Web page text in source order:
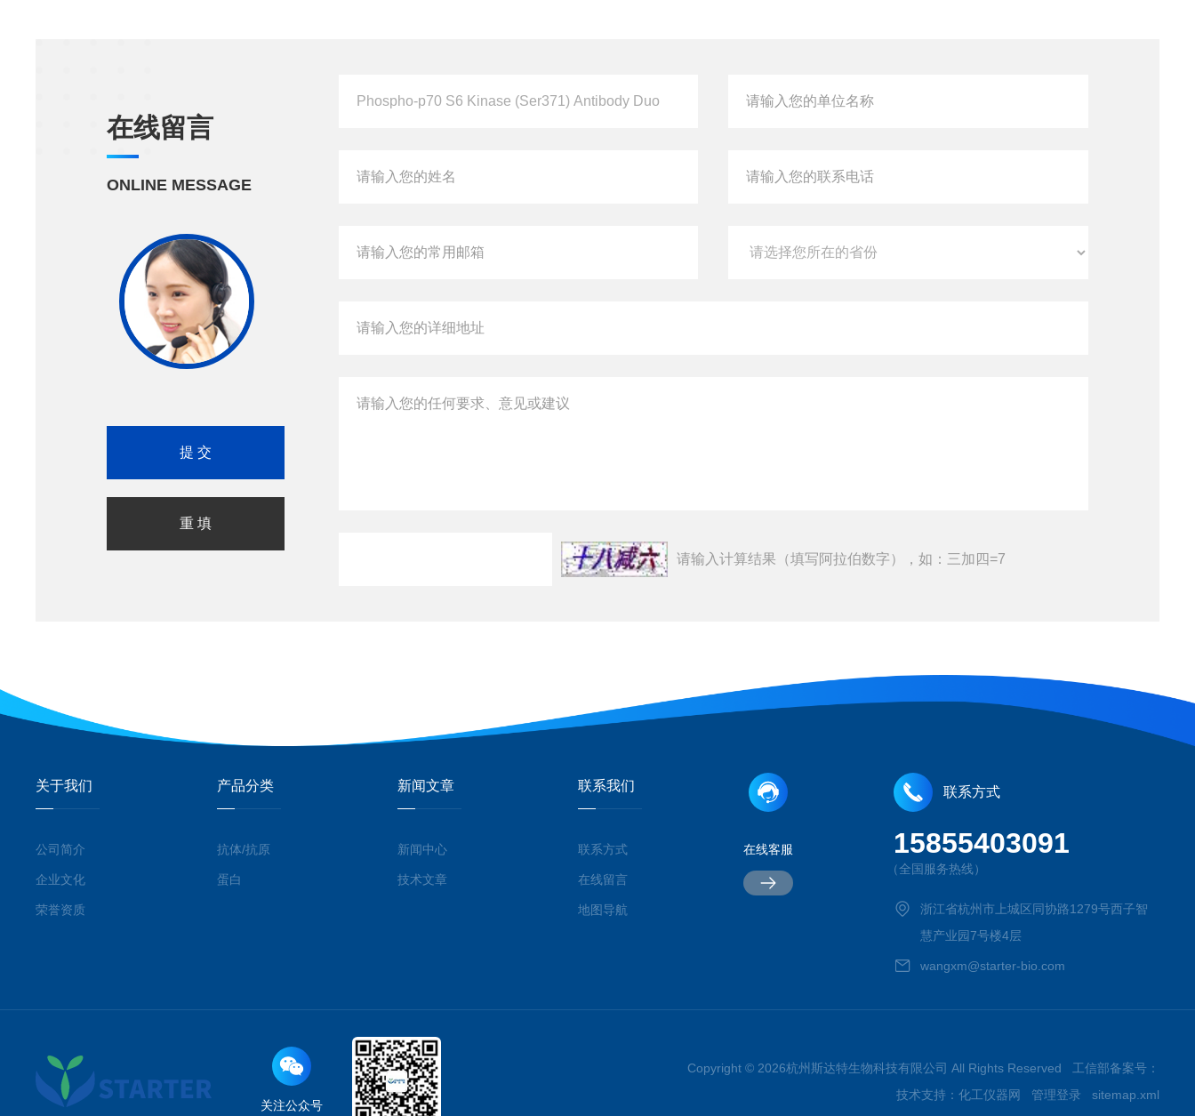
在线留言
ONLINE MESSAGE
请输入计算结果（填写阿拉伯数字），如：三加四=7
关于我们
公司简介
企业文化
荣誉资质
产品分类
抗体/抗原
蛋白
新闻文章
新闻中心
技术文章
联系我们
联系方式
在线留言
地图导航
在线客服
联系方式
15855403091
（全国服务热线）
浙江省杭州市上城区同协路1279号西子智
慧产业园7号楼4层
wangxm@starter-bio.com
关注公众号
Copyright © 2026杭州斯达特生物科技有限公司 All Rights Reserved 工信部备案号：
技术支持： 化工仪器网 管理登录 sitemap.xml